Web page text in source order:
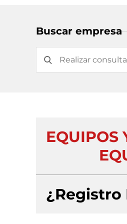
Buscar empresa
EQUIPOS
¿Registro